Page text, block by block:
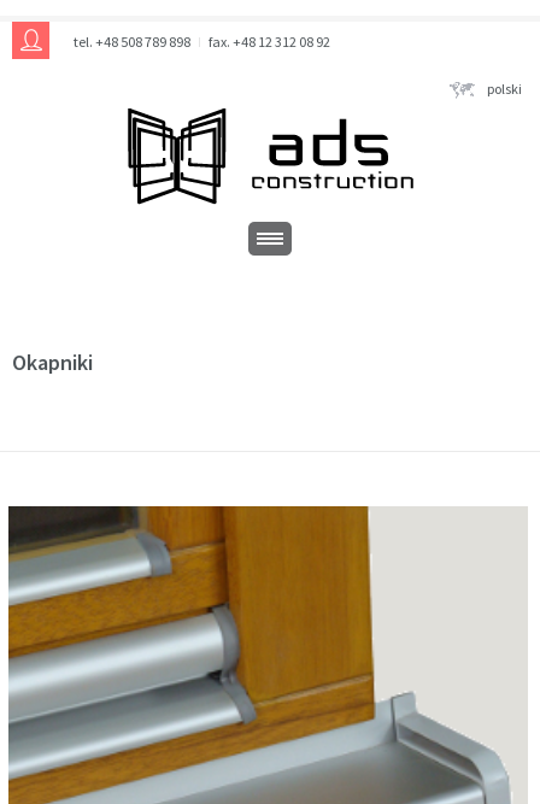
tel. +48 508 789 898 fax. +48 12 312 08 92
polski
Okapniki